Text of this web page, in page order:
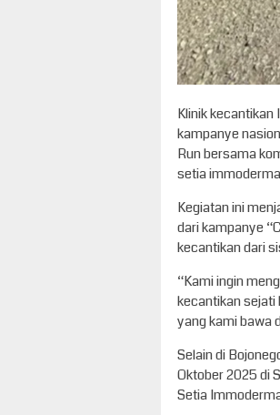
Klinik
kampanye
Run bersama
setia
Kegiatan ini
dari kampanye
kecantikan dari
“Kami ingin
kecantikan sejati
yang kami bawa
Selain di
Oktober 2025 di
Setia